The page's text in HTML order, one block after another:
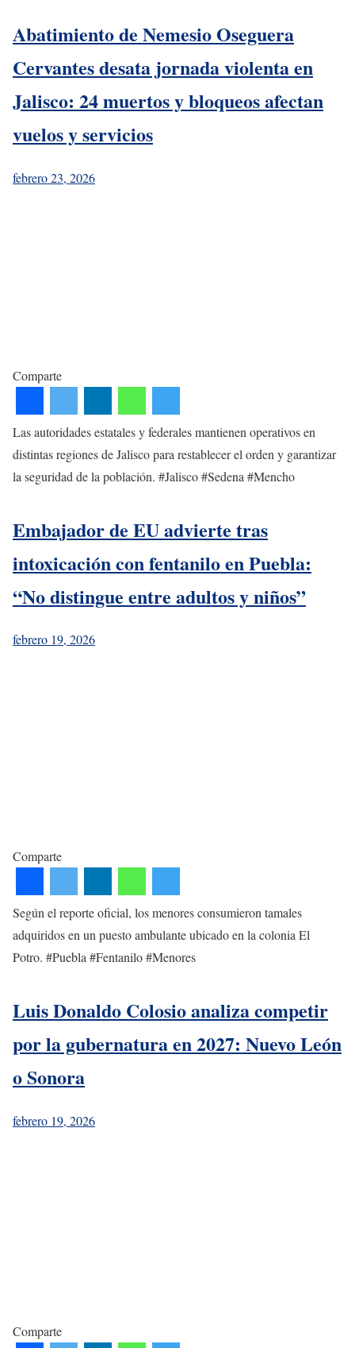
Abatimiento de Nemesio Oseguera
Cervantes desata jornada violenta en
Jalisco: 24 muertos y bloqueos afectan
vuelos y servicios
febrero 23, 2026
Comparte
Las autoridades estatales y federales mantienen operativos en
distintas regiones de Jalisco para restablecer el orden y garantizar
la seguridad de la población. #Jalisco #Sedena #Mencho
Embajador de EU advierte tras
intoxicación con fentanilo en Puebla:
“No distingue entre adultos y niños”
febrero 19, 2026
Comparte
Según el reporte oficial, los menores consumieron tamales
adquiridos en un puesto ambulante ubicado en la colonia El
Potro. #Puebla #Fentanilo #Menores
Luis Donaldo Colosio analiza competir
por la gubernatura en 2027: Nuevo León
o Sonora
febrero 19, 2026
Comparte